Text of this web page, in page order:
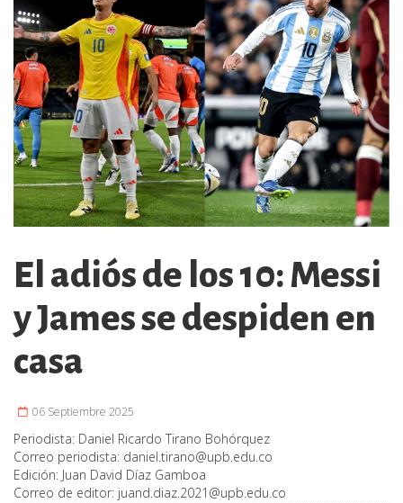
El adiós de los 10: Messi
y James se despiden en
casa
06 Septiembre 2025
Periodista: Daniel Ricardo Tirano Bohórquez
Correo periodista: daniel.tirano@upb.edu.co
Edición: Juan David Díaz Gamboa
Correo de editor: juand.diaz.2021@upb.edu.co